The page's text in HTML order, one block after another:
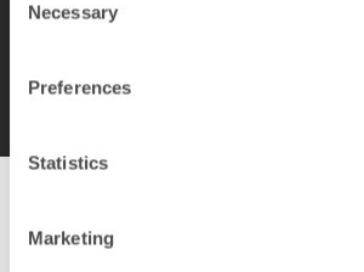
Selection
Necessary
Preferences
Statistics
Marketing
fastighetsskötsel